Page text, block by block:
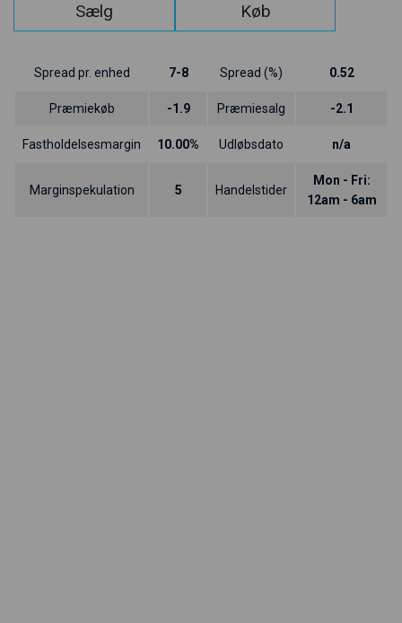
Sælg Køb
Spread pr. enhed 7-8 Spread (%) 0.52
Præmiekøb -1.9 Præmiesalg -2.1
Fastholdelsesmargin 10.00% Udløbsdato n/a
Marginspekulation 5 Handelstider
Mon - Fri:
12am - 6am